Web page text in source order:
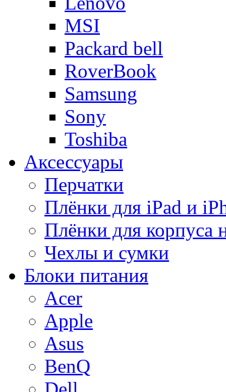
MSI
Packard bell
RoverBook
Samsung
Sony
Toshiba
Аксессуары
Перчатки
Плёнки для iPad и
Плёнки для корпуса
Чехлы и сумки
Блоки питания
Acer
Apple
Asus
BenQ